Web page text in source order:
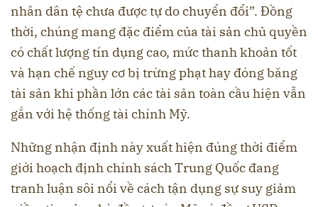
nhân dân tệ chưa được tự do chuyển đổi”. Đồng
thời, chúng mang đặc điểm của tài sản chủ quyền
có chất lượng tín dụng cao, mức thanh khoản tốt
và hạn chế nguy cơ bị trừng phạt hay đóng băng
tài sản khi phần lớn các tài sản toàn cầu hiện vẫn
gắn với hệ thống tài chính Mỹ.
Những nhận định này xuất hiện đúng thời điểm
giới hoạch định chính sách Trung Quốc đang
tranh luận sôi nổi về cách tận dụng sự suy giảm